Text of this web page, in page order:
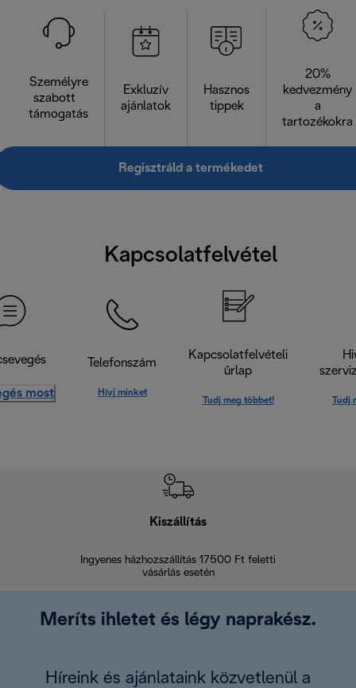
Személyre
szabott
támogatás
Exkluzív
ajánlatok
Hasznos
tippek
20%
kedvezmény
a
tartozékokra
Regisztráld a termékedet
Kapcsolatfelvétel
most
Telefonszám
Hívj minket
Kapcsolatfelvételi
űrlap
Tudj meg többet! Tudj
Kiszállítás
Ingyenes házhozszállítás 17500 Ft feletti
vásárlás esetén
Meríts ihletet és légy naprakész.
Híreink és ajánlataink közvetlenül a